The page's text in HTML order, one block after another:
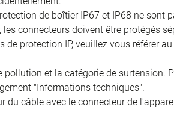
de boîtier IP67 et IP68 ne sont
connecteurs doivent être protégés
de protection IP, veuillez vous référer
pollution et la catégorie de surtension.
"Informations techniques".
du câble avec le connecteur de